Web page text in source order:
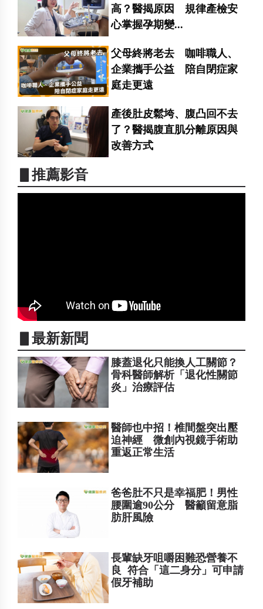
高？醫揭原因 規律產檢安
心掌握孕期變...
父母終將老去 咖啡職人、
企業攜手公益 陪自閉症家
庭走更遠
產後肚皮鬆垮、腹凸回不去
了？醫揭腹直肌分離原因與
改善方式
▋推薦影音
▋最新新聞
膝蓋退化只能換人工關節？
骨科醫師解析「退化性關節
炎」治療評估
醫師也中招！椎間盤突出壓
迫神經 微創內視鏡手術助
重返正常生活
爸爸肚不只是幸福肥！男性
腰圍逾90公分 醫籲留意脂
肪肝風險
長輩缺牙咀嚼困難恐營養不
良 符合「這二身分」可申請
假牙補助